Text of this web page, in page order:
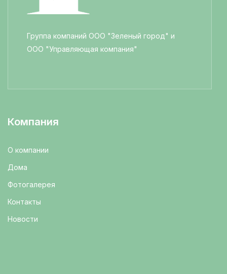
Группа компаний ООО "Зеленый город" и
ООО "Управляющая компания"
Компания
О компании
Дома
Фотогалерея
Контакты
Новости